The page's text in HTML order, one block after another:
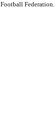
Federation.